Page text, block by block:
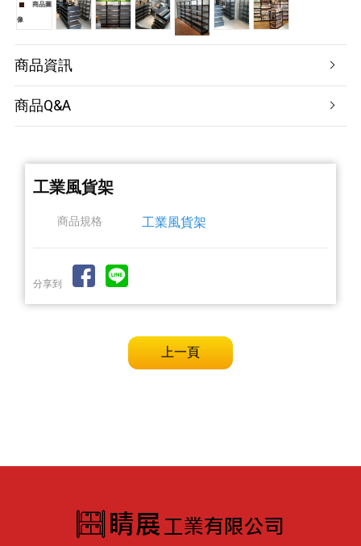
商品圖
像
商品資訊
商品Q&A
工業風貨架
商品規格 工業風貨架
分享到
上一頁